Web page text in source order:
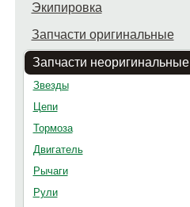
Экипировка
Запчасти оригинальные
Запчасти неоригинальные
Звезды
Цепи
Тормоза
Двигатель
Рычаги
Рули